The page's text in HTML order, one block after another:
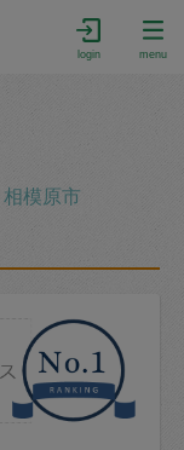
login menu
相模原市